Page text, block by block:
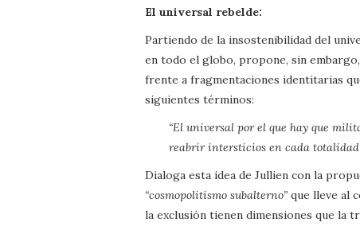
El universal rebelde:
Partiendo de la insostenibilidad del
en todo el globo, propone, sin
frente a fragmentaciones identitarias
siguientes términos:
“El universal por el que hay que
reabrir intersticios en cada totalidad
Dialoga esta idea de Jullien con la
“cosmopolitismo subalterno” que lleve al
la exclusión tienen dimensiones que la